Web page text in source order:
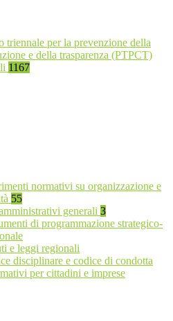
triennale per la prevenzione della
e della trasparenza (PTPCT)
1167
normativi su organizzazione e
55
generali 3
di programmazione strategico-
e leggi regionali
disciplinare e codice di condotta
per cittadini e imprese